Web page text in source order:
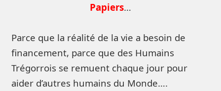
Papiers…
Parce que la réalité de la vie a besoin de
financement, parce que des Humains
Trégorrois se remuent chaque jour pour
aider d’autres humains du Monde….